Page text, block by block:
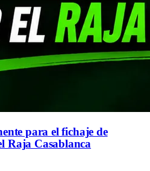
para el fichaje de
Raja Casablanca